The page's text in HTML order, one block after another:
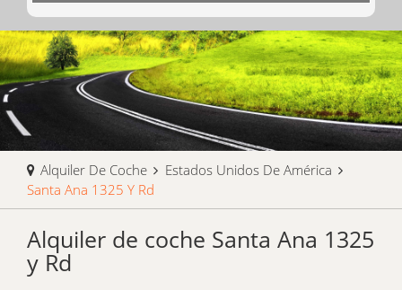
Alquiler De Coche
Estados Unidos De América
Santa Ana 1325 Y Rd
Alquiler de coche Santa Ana 1325
y Rd